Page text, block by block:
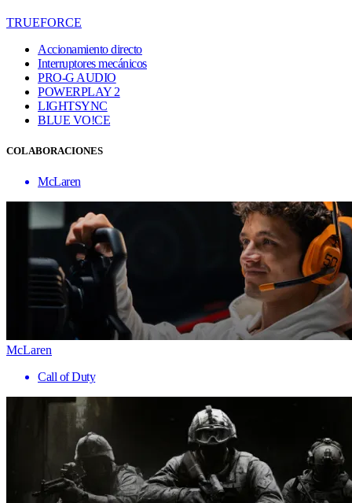
TRUEFORCE
Accionamiento directo
Interruptores mecánicos
PRO-G AUDIO
POWERPLAY 2
LIGHTSYNC
BLUE VO!CE
COLABORACIONES
McLaren
McLaren
Call of Duty